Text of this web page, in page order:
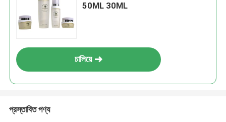
50ML 30ML
চালিয়ে
প্রস্তাবিত পণ্য